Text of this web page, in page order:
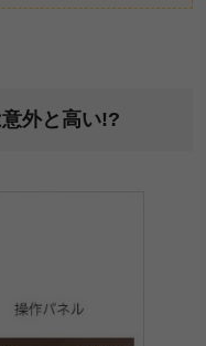
外と高い!?